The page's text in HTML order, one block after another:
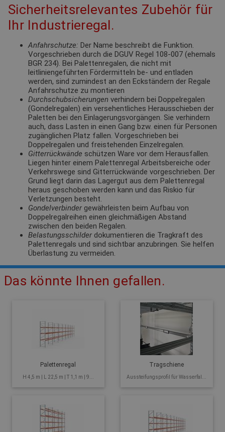
Sicherheitsrelevantes Zubehör für
Ihr Industrieregal.
Anfahrschutze: Der Name beschreibt die Funktion.
Vorgeschrieben durch die DGUV Regel 108-007 (ehemals
BGR 234). Bei Palettenregalen, die nicht mit
leitliniengeführten Fördermitteln be- und entladen
werden, sind zumindest an den Eckständern der Regale
Anfahrschutze zu montieren
Durchschubsicherungen verhindern bei Doppelregalen
(Gondelregalen) ein versehentliches Herausschieben der
Paletten bei den Einlagerungsvorgängen. Sie verhindern
auch, dass Lasten in einen Gang bzw. einen für Personen
zugänglichen Platz fallen. Vorgeschrieben bei
Doppelregalen und freistehenden Einzelregalen.
Gitterrückwände schützen Ware vor dem Herausfallen.
Liegen hinter einem Palettenregal Arbeitsbereiche oder
Verkehrswege sind Gitterrückwände vorgeschrieben. Der
Grund liegt darin das Lagergut aus dem Palettenregal
heraus geschoben werden kann und das Riskio für
Verletzungen besteht.
Gondelverbinder gewährleisten beim Aufbau von
Doppelregalreihen einen gleichmäßigen Abstand
zwischen den beiden Regalen.
Belastungsschilder dokumentieren die Tragkraft des
Palettenregals und sind sichtbar anzubringen. Sie helfen
Überlastung zu vermeiden.
Das könnte Ihnen gefallen.
Palettenregal
H 4,5 m | L 22,5 m | T 1,1 m | 9...
Tragschiene
Aussteifungsprofil für Wasserfal...